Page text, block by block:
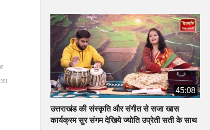
45:08
उत्तराखंड की संस्कृति और संगीत से सजा खास
कार्यक्रम सुर संगम देखिये ज्योति उप्रेती सती के साथ